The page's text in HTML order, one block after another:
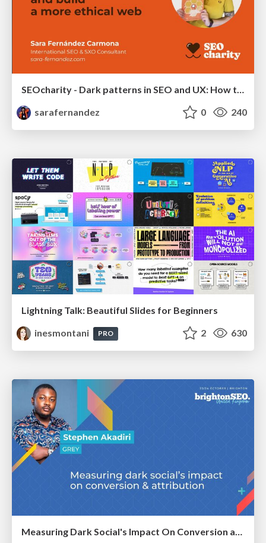
SEOcharity - Dark patterns in SEO and UX: How to avoid them and build a more ethical web
sarafernandez
0 240
Lightning Talk: Beautiful Slides for Beginners
inesmontani
PRO 2 630
Measuring Dark Social's Impact On Conversion and Attribution